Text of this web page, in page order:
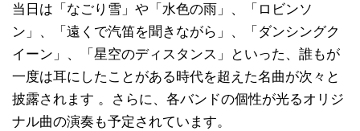
当日は「なごり雪」や「水色の雨」、「ロビンソ
ン」、「遠くで汽笛を聞きながら」、「ダンシングク
イーン」、「星空のディスタンス」といった、誰もが
一度は耳にしたことがある時代を超えた名曲が次々と
披露されます 。さらに、各バンドの個性が光るオリジ
ナル曲の演奏も予定されています。